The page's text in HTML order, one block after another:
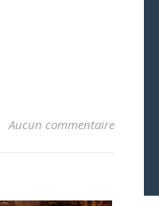
Aucun commentaire